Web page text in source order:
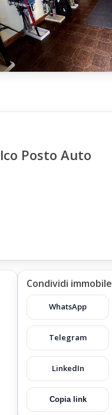
Posto Auto
Condividi immobile
WhatsApp
Telegram
LinkedIn
Copia link